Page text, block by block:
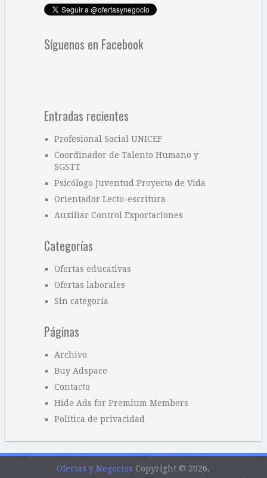
Síguenos en Facebook
Entradas recientes
Profesional Social UNICEF
Coordinador de Talento Humano y
SGSTT
Psicólogo Juventud Proyecto de Vida
Orientador Lecto-escritura
Auxiliar Control Exportaciones
Categorías
Ofertas educativas
Ofertas laborales
Sin categoría
Páginas
Archivo
Buy Adspace
Contacto
Hide Ads for Premium Members
Política de privacidad
Ofertas y Negocios Copyright © 2026.